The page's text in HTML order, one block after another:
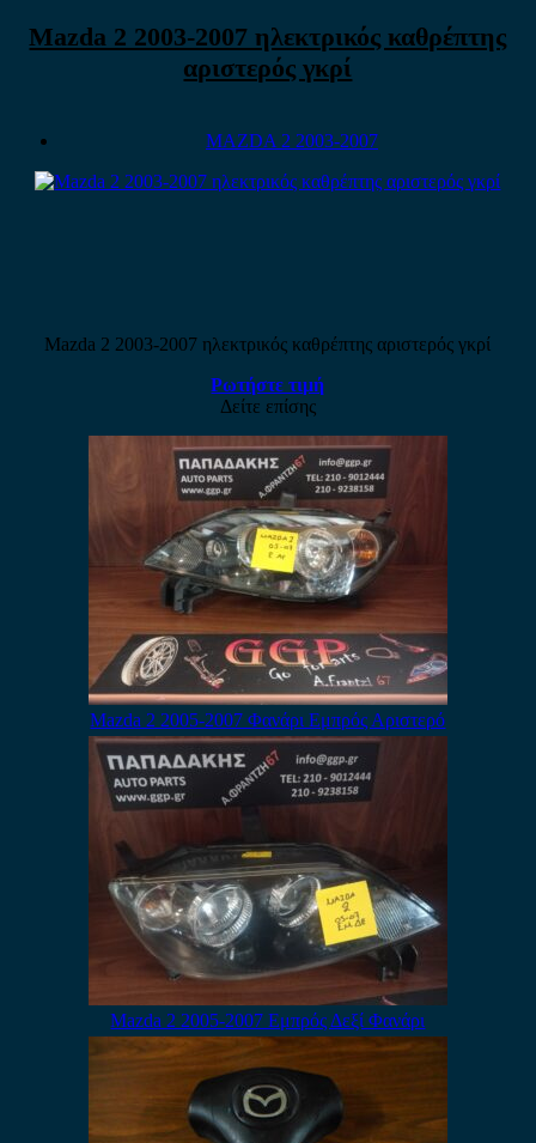
Mazda 2 2003-2007 ηλεκτρικός καθρέπτης
αριστερός γκρί
MAZDA 2 2003-2007
Mazda 2 2003-2007 ηλεκτρικός καθρέπτης αριστερός γκρί
Ρωτήστε τιμή
Δείτε επίσης
Mazda 2 2005-2007 Φανάρι Εμπρός Αριστερό
Mazda 2 2005-2007 Εμπρός Δεξί Φανάρι